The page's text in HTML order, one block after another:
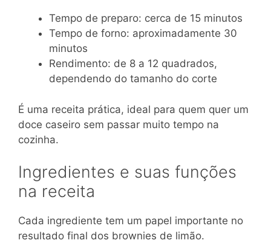
Tempo de preparo: cerca de 15 minutos
Tempo de forno: aproximadamente 30
minutos
Rendimento: de 8 a 12 quadrados,
dependendo do tamanho do corte
É uma receita prática, ideal para quem quer um
doce caseiro sem passar muito tempo na
cozinha.
Ingredientes e suas funções
na receita
Cada ingrediente tem um papel importante no
resultado final dos brownies de limão.